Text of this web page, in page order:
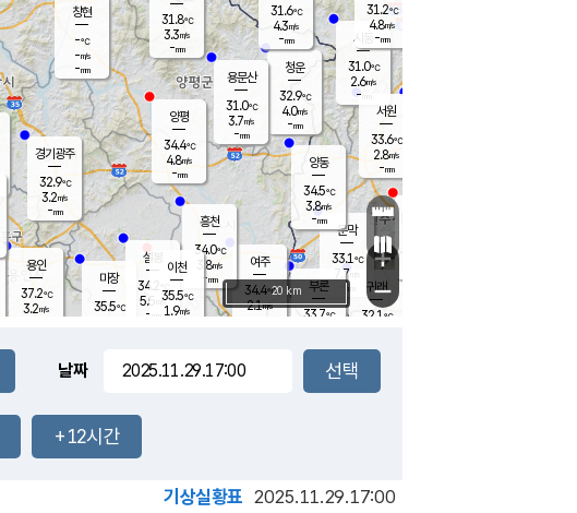
문막
33.1℃
7.7m/s
mm
부론
33.7℃
-mm
청운
32.9℃
4.0m/s
-mm
31.6℃
4.3m/s
-mm
용인
37.2℃
3.2m/s
여주
34.4℃
2.1m/s
양동
34.5℃
3.8m/s
-mm
경기광주
32.9℃
3.2m/s
-mm
장호원
31.8℃
3.3m/s
-mm
창현
-℃
-m/s
-mm
흥천
34.0℃
3.8m/s
-mm
마장
35.5℃
설봉
34.2
5.5 m/s
- mm
시동
31.0℃
2.6m/s
- mm
귀래
32.1 ℃
서원
33.6℃
2.8m/s
-mm
용문산
31.0℃
3.7m/s
-mm
31.2℃
4.8m/s
-mm
이천
35.5℃
1.9m/s
양평
34.4℃
4.8m/s
-mm
+
−
20 km
날짜
+12시간
기상실황표 2025.11.29.17:00